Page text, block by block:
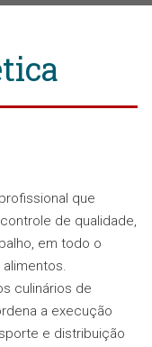
que
de qualidade,
em todo o
culinários de
a execução
e distribuição